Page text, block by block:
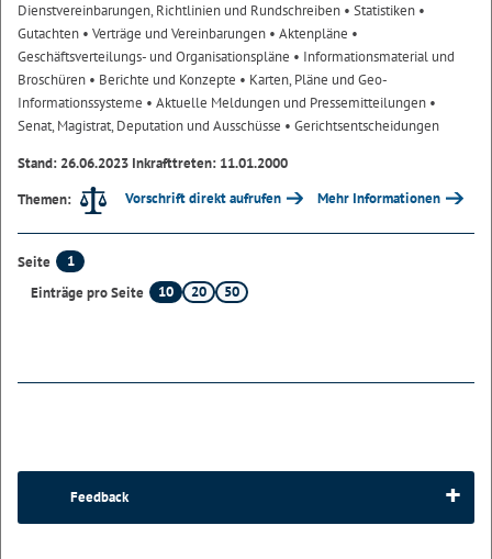
Dienstvereinbarungen, Richtlinien und Rundschreiben • Statistiken •
Gutachten • Verträge und Vereinbarungen • Aktenpläne •
Geschäftsverteilungs- und Organisationspläne • Informationsmaterial und
Broschüren • Berichte und Konzepte • Karten, Pläne und Geo-
Informationssysteme • Aktuelle Meldungen und Pressemitteilungen •
Senat, Magistrat, Deputation und Ausschüsse • Gerichtsentscheidungen
Stand: 26.06.2023 Inkrafttreten: 11.01.2000
Themen:
Vorschrift direkt aufrufen Mehr Informationen
Seite
1
Einträge pro Seite
10 20 50
Feedback